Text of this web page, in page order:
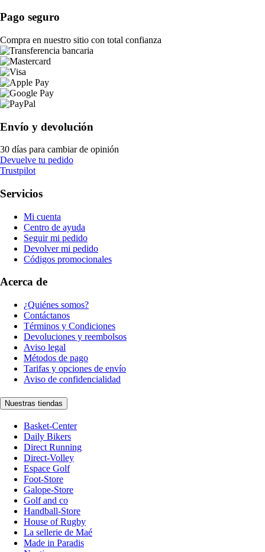
Pago seguro
Compra en nuestro sitio con total confianza
Envío y devolución
30 días para cambiar de opinión
Devuelve tu pedido
Trustpilot
Servicios
Mi cuenta
Centro de ayuda
Seguir mi pedido
Devolver mi pedido
Códigos promocionales
Acerca de
¿Quiénes somos?
Contáctanos
Términos y Condiciones
Devoluciones y reembolsos
Aviso legal
Métodos de pago
Tarifas y opciones de envío
Aviso de confidencialidad
Nuestras tiendas
Basket-Center
Daily Bikers
Direct Running
Direct-Volley
Espace Golf
Foot-Store
Galope-Store
Golf and co
Handball-Store
House of Rugby
La sellerie de Maé
Made in Paradis